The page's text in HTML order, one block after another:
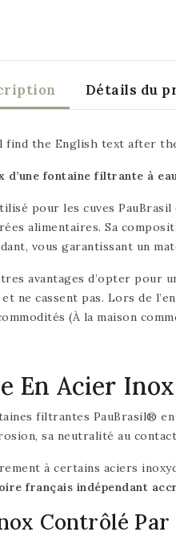
Détails du
find the English text after
d’une fontaine filtrante à
pour les cuves PauBrasil
alimentaires. Sa
vous garantissant un
avantages d’opter pour
ne cassent pas. Lors de
(À la maison
En Acier
filtrantes PauBrasil®
sa neutralité au
à certains aciers
français indépendant
Contrôlé